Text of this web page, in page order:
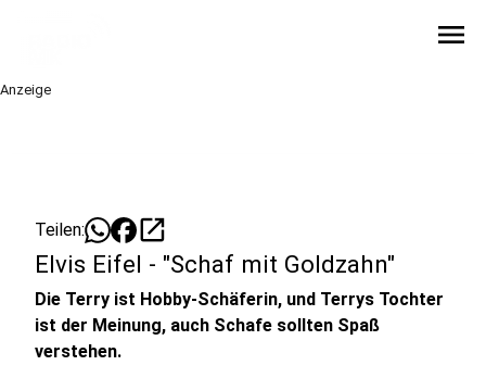
menu
Anzeige
Teilen: open_in_new
Elvis Eifel - "Schaf mit Goldzahn"
Die Terry ist Hobby-Schäferin, und Terrys Tochter
ist der Meinung, auch Schafe sollten Spaß
verstehen.